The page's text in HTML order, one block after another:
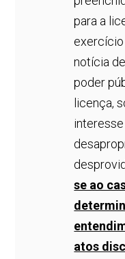
para a
exercício
notícia
poder
licença,
se ao
atos